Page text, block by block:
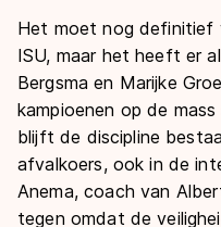
Shorttrack
Inlineskaten
Kunstschaatsen
Schoonrijden
Natuurijs
Langebaan
Shorttrack
Marathon
Inlineskaten
Kunstschaatsen
Tijden &
Ranglijsten Langebaan
Persoonlijke records &
Historie & statistiek
De weg op
Inschrijven wedstrijden
Algemene Nederlandse
Schaatsfans
Het moet nog definitief
ISU, maar het heeft er
Bergsma en Marijke
kampioenen op de
blijft de discipline
afvalkoers, ook in de
Anema, coach van
tegen omdat de